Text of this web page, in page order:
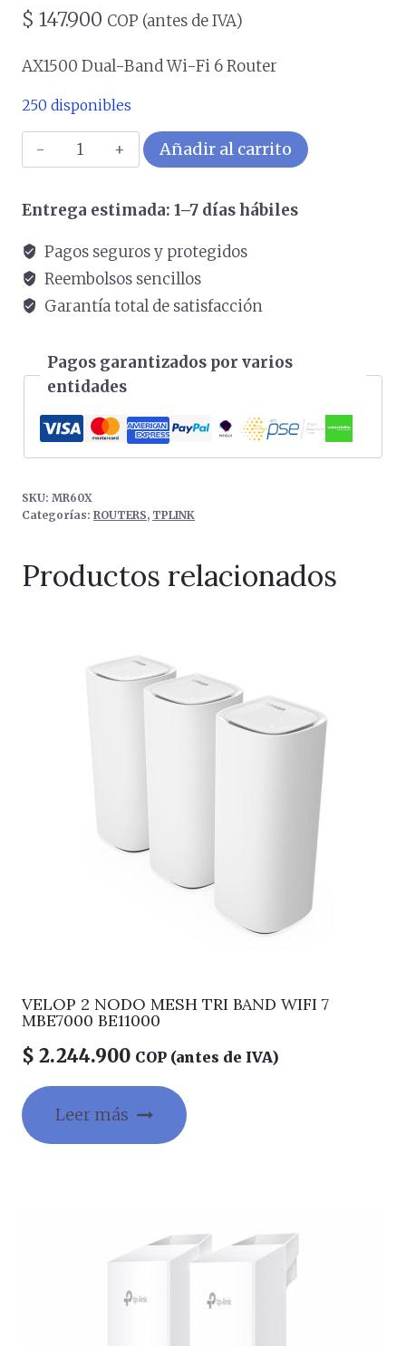
$ 147.900 COP (antes de IVA)
AX1500 Dual-Band Wi-Fi 6 Router
250 disponibles
MR60X
cantidad
Añadir al carrito
Entrega estimada: 1–7 días hábiles
Pagos seguros y protegidos
Reembolsos sencillos
Garantía total de satisfacción
Pagos garantizados por varios
entidades
SKU: MR60X
Categorías: ROUTERS, TPLINK
Productos relacionados
VELOP 2 NODO MESH TRI BAND WIFI 7
MBE7000 BE11000
$ 2.244.900 COP (antes de IVA)
Leer más